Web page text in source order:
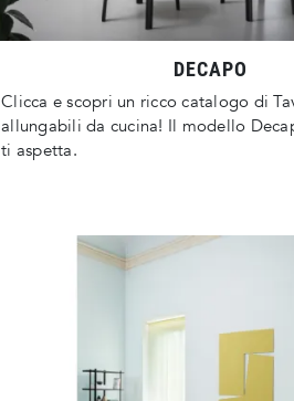
DECAPO
Clicca e scopri un ricco catalogo di
allungabili da cucina! Il modello
ti aspetta.